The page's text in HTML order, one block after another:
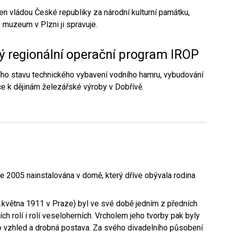
vládou České republiky za národní kulturní památku,
v Plzni ji spravuje.
operační program IROP
stavu technického vybavení vodního hamru, vybudování
k dějinám železářské výroby v Dobřívě.
2005 nainstalována v domě, který dříve obývala rodina
1911 v Praze) byl ve své době jedním z předních
rolí i rolí veseloherních. Vrcholem jeho tvorby pak byly
a drobná postava. Za svého divadelního působení